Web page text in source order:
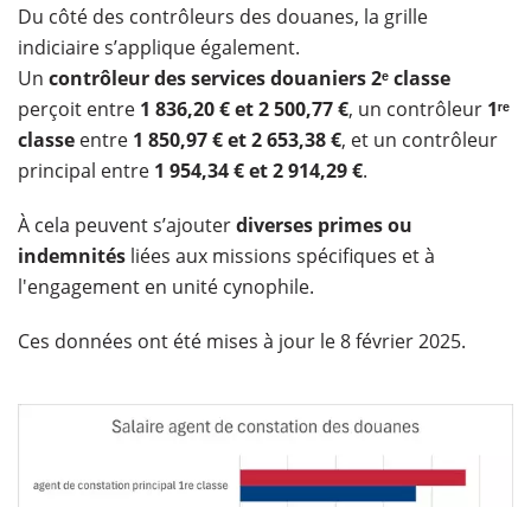
Du côté des contrôleurs des douanes, la grille
indiciaire s’applique également.
Un contrôleur des services douaniers 2ᵉ classe
perçoit entre 1 836,20 € et 2 500,77 €, un contrôleur 1ʳᵉ
classe entre 1 850,97 € et 2 653,38 €, et un contrôleur
principal entre 1 954,34 € et 2 914,29 €.
À cela peuvent s’ajouterdiverses primes ou
indemnités liées aux missions spécifiques et à
l'engagement en unité cynophile.
Ces données ont été mises à jour le 8 février 2025.